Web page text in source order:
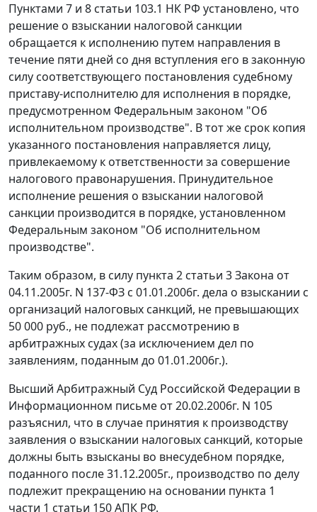
Пунктами 7 и 8 статьи 103.1 НК РФ установлено, что
решение о взыскании налоговой санкции
обращается к исполнению путем направления в
течение пяти дней со дня вступления его в законную
силу соответствующего постановления судебному
приставу-исполнителю для исполнения в порядке,
предусмотренном Федеральным законом "Об
исполнительном производстве". В тот же срок копия
указанного постановления направляется лицу,
привлекаемому к ответственности за совершение
налогового правонарушения. Принудительное
исполнение решения о взыскании налоговой
санкции производится в порядке, установленном
Федеральным законом "Об исполнительном
производстве".
Таким образом, в силу пункта 2 статьи 3Закона от
04.11.2005г. N 137-ФЗ с 01.01.2006г. дела о взыскании с
организаций налоговых санкций, не превышающих
50 000 руб., не подлежат рассмотрению в
арбитражных судах (за исключением дел по
заявлениям, поданным до 01.01.2006г.).
Высший Арбитражный Суд Российской Федерации в
Информационном письме от 20.02.2006г. N 105
разъяснил, что в случае принятия к производству
заявления о взыскании налоговых санкций, которые
должны быть взысканы во внесудебном порядке,
поданного после 31.12.2005г., производство по делу
подлежит прекращению на основании пункта 1
части 1 статьи 150АПК РФ.